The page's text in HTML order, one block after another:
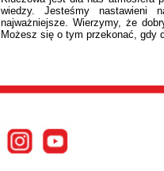
wiedzy. Jesteśmy nastawieni
najważniejsze. Wierzymy, że
Możesz się o tym przekonać, gdy